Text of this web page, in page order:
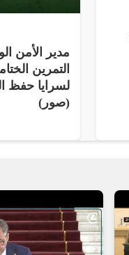
مدير الأمن
التمرين
لسرايا حفظ
(صور)